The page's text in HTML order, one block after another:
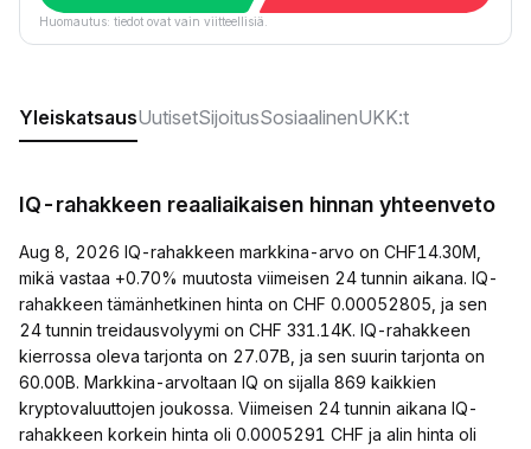
Huomautus: tiedot ovat vain viitteellisiä.
YleiskatsausUutisetSijoitusSosiaalinenUKK:t
IQ-rahakkeen reaaliaikaisen hinnan yhteenveto
Aug 8, 2026 IQ-rahakkeen markkina-arvo on CHF14.30M,
mikä vastaa +0.70% muutosta viimeisen 24 tunnin aikana. IQ-
rahakkeen tämänhetkinen hinta on CHF 0.00052805, ja sen
24 tunnin treidausvolyymi on CHF 331.14K. IQ-rahakkeen
kierrossa oleva tarjonta on 27.07B, ja sen suurin tarjonta on
60.00B. Markkina-arvoltaan IQ on sijalla 869 kaikkien
kryptovaluuttojen joukossa. Viimeisen 24 tunnin aikana IQ-
rahakkeen korkein hinta oli 0.0005291 CHF ja alin hinta oli